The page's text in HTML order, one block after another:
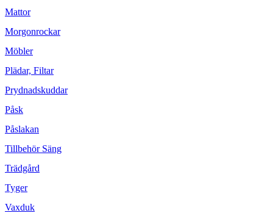
Mattor
Morgonrockar
Möbler
Plädar, Filtar
Prydnadskuddar
Påsk
Påslakan
Tillbehör Säng
Trädgård
Tyger
Vaxduk